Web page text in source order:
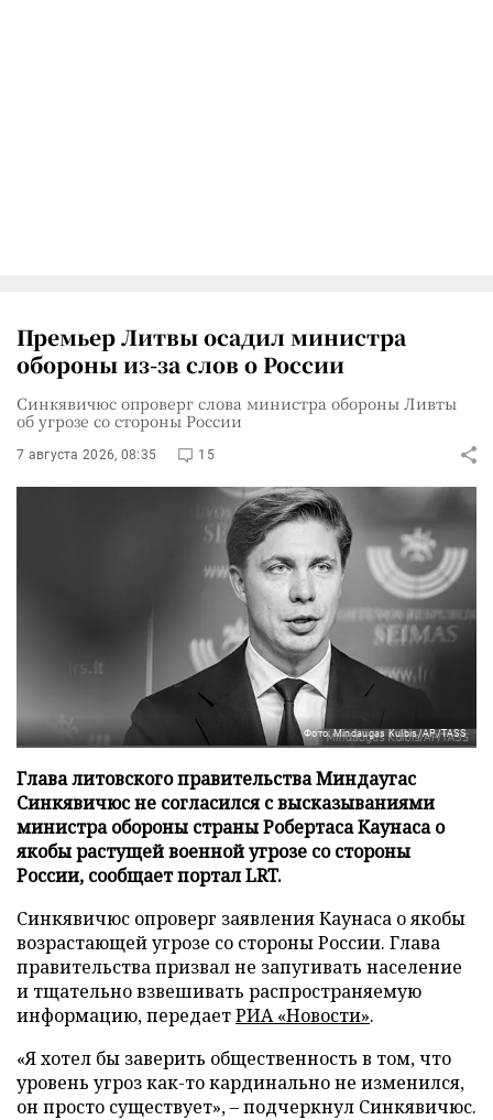
Премьер Литвы осадил министра
обороны из-за слов о России
Синкявичюс опроверг слова министра обороны Ливты
об угрозе со стороны России
7 августа 2026, 08:35 15
Фото: Mindaugas Kulbis/AP/TASS
Глава литовского правительства Миндаугас
Синкявичюс не согласился с высказываниями
министра обороны страны Робертаса Каунаса о
якобы растущей военной угрозе со стороны
России, сообщает портал LRT.
Синкявичюс опроверг заявления Каунаса о якобы
возрастающей угрозе со стороны России. Глава
правительства призвал не запугивать население
и тщательно взвешивать распространяемую
информацию, передаетРИА «Новости».
«Я хотел бы заверить общественность в том, что
уровень угроз как-то кардинально не изменился,
он просто существует», – подчеркнул Синкявичюс.